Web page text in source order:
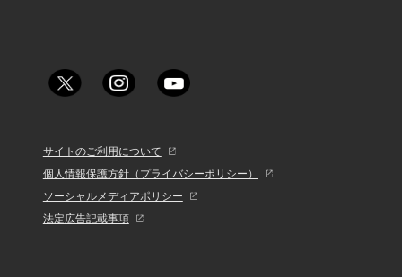
サイトのご利用について
個人情報保護方針（プライバシーポリシー）
ソーシャルメディアポリシー
法定広告記載事項